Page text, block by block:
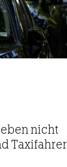
nicht
Taxifahrer